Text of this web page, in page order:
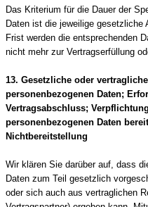
Das Kriterium für die Dauer der
Daten ist die jeweilige gesetzliche
Frist werden die entsprechenden
nicht mehr zur Vertragserfüllung
13. Gesetzliche oder
personenbezogenen Daten;
Vertragsabschluss;
personenbezogenen Daten
Nichtbereitstellung
Wir klären Sie darüber auf, dass
Daten zum Teil gesetzlich
oder sich auch aus vertraglichen